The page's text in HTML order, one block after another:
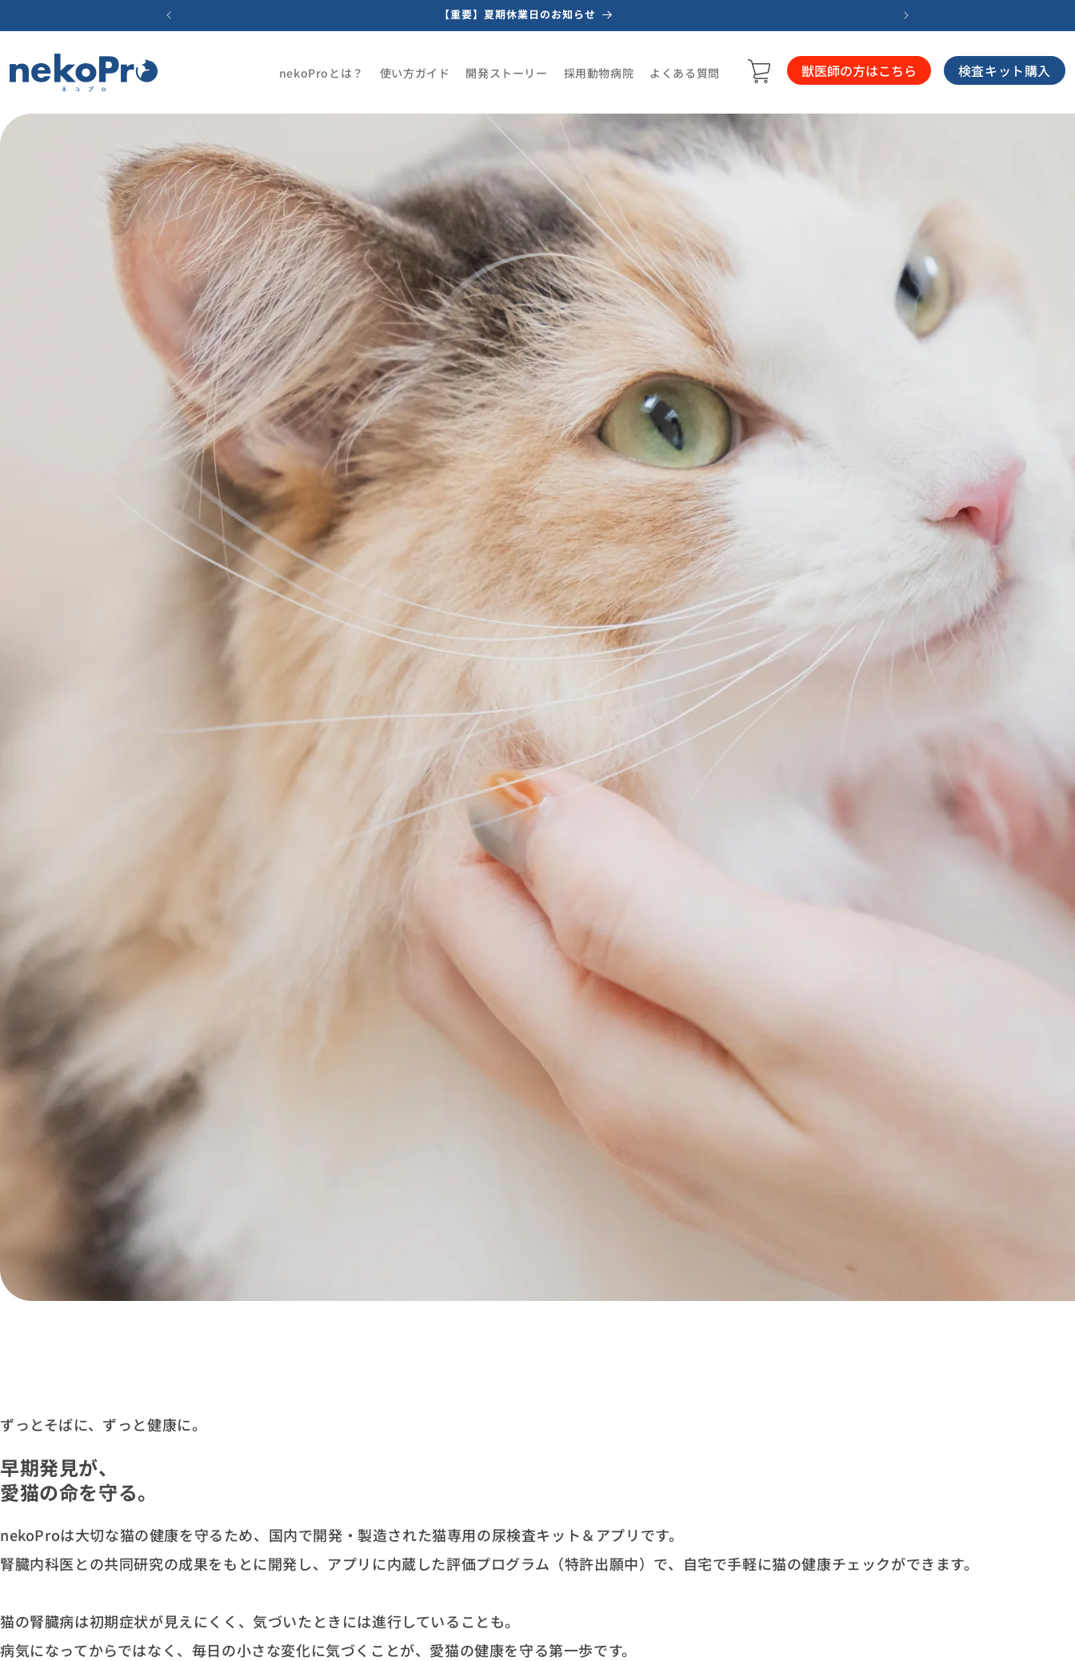
コンテンツに進む
【重要】夏期休業日のお知らせ
nekoProとは？ 使い方ガイド 開発ストーリー 採用動物病院 よくある質問 獣医師の方はこちら 検査キット購入
ずっとそばに、ずっと健康に。
早期発見が、
愛猫の命を守る。
nekoProは大切な猫の健康を守るため、国内で開発・製造された猫専用の尿検査キット＆アプリです。
腎臓内科医との共同研究の成果をもとに開発し、アプリに内蔵した評価プログラム（特許出願中）で、自宅で手軽に猫の健康チェックができます。
猫の腎臓病は初期症状が見えにくく、気づいたときには進行していることも。
病気になってからではなく、毎日の小さな変化に気づくことが、愛猫の健康を守る第一歩です。